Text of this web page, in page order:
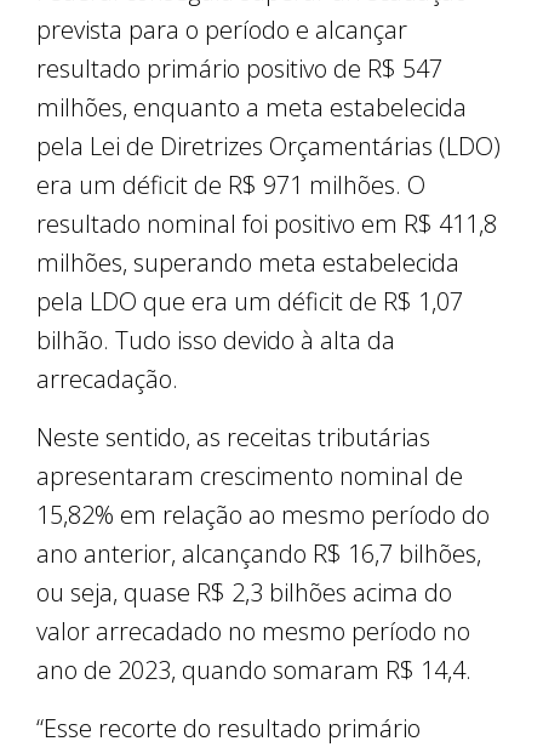
prevista para o período e alcançar
resultado primário positivo de R$ 547
milhões, enquanto a meta estabelecida
pela Lei de Diretrizes Orçamentárias (LDO)
era um déficit de R$ 971 milhões. O
resultado nominal foi positivo em R$ 411,8
milhões, superando meta estabelecida
pela LDO que era um déficit de R$ 1,07
bilhão. Tudo isso devido à alta da
arrecadação.
Neste sentido, as receitas tributárias
apresentaram crescimento nominal de
15,82% em relação ao mesmo período do
ano anterior, alcançando R$ 16,7 bilhões,
ou seja, quase R$ 2,3 bilhões acima do
valor arrecadado no mesmo período no
ano de 2023, quando somaram R$ 14,4.
“Esse recorte do resultado primário